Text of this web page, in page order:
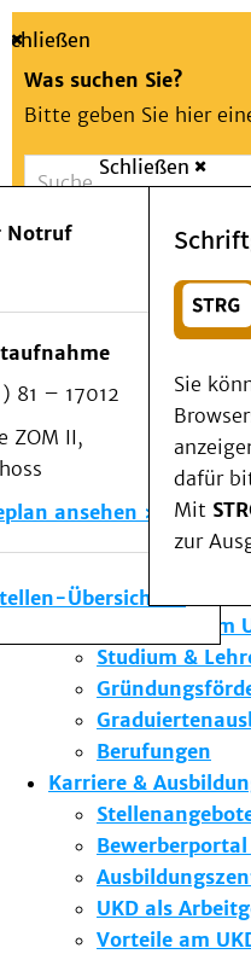
Suche
Schließen
Was suchen Sie?
Bitte geben Sie hier
Suchen
oder
Wählen Sie ein Thema
Notfall
Schließen
Notruf
81 – 17012
ZOM II,
ansehen
Übersicht
Sie
dafür
Mit
zur
Menü
Patienten & Besucher
Kliniken/
Als Patient am
Beratung und
Notfall
Forschung & Lehre
Die Institute des
Forschung am
Studium &
Berufungen
Karriere &
UKD als
Vorteile am